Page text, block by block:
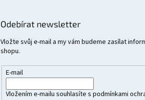
Odebírat newsletter
Vložte svůj e-mail a my vám budeme zasílat
shopu.
E-mail
Vložením e-mailu souhlasíte spodmínkami